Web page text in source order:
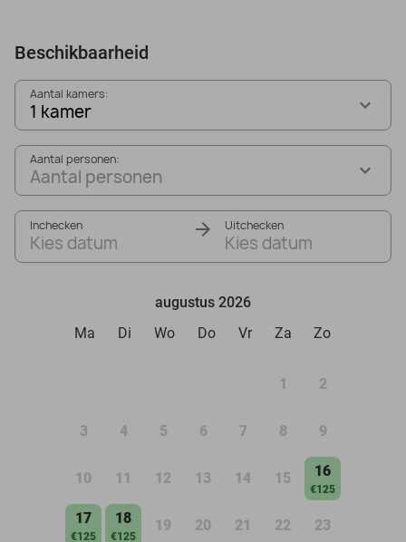
Beschikbaarheid
Aantal kamers:
1 kamer
Aantal personen:
Aantal personen
Inchecken
Kies datum
Uitchecken
Kies datum
augustus 2026
Ma
Di Wo Do Vr Za Zo
1 2
3 4 5 6 7 8 9
10 11 12 13 14 15 16
€125
17
€125
18
€125
19 20 21 22 23